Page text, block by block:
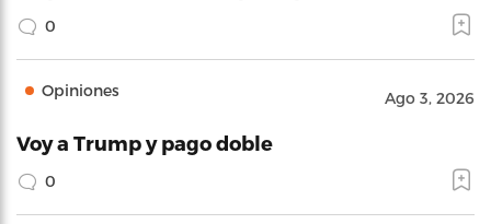
0
Opiniones Ago 3, 2026
Voy a Trump y pago doble
0